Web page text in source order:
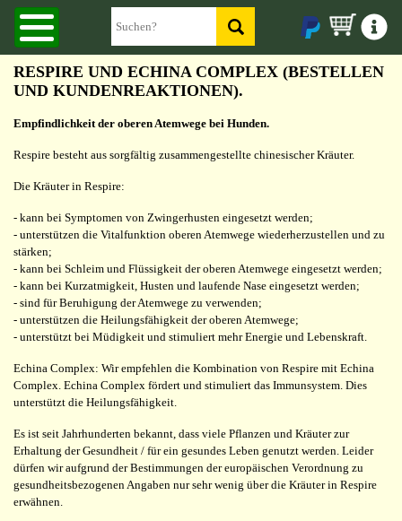
RESPIRE UND ECHINA COMPLEX (BESTELLEN
UND KUNDENREAKTIONEN).
Empfindlichkeit der oberen Atemwege bei Hunden.
Respire besteht aus sorgfältig zusammengestellte chinesischer Kräuter.
Die Kräuter in Respire:
- kann bei Symptomen von Zwingerhusten eingesetzt werden;
- unterstützen die Vitalfunktion oberen Atemwege wiederherzustellen und zu
stärken;
- kann bei Schleim und Flüssigkeit der oberen Atemwege eingesetzt werden;
- kann bei Kurzatmigkeit, Husten und laufende Nase eingesetzt werden;
- sind für Beruhigung der Atemwege zu verwenden;
- unterstützen die Heilungsfähigkeit der oberen Atemwege;
- unterstützt bei Müdigkeit und stimuliert mehr Energie und Lebenskraft.
Echina Complex: Wir empfehlen die Kombination von Respire mit Echina
Complex. Echina Complex fördert und stimuliert das Immunsystem. Dies
unterstützt die Heilungsfähigkeit.
Es ist seit Jahrhunderten bekannt, dass viele Pflanzen und Kräuter zur
Erhaltung der Gesundheit / für ein gesundes Leben genutzt werden. Leider
dürfen wir aufgrund der Bestimmungen der europäischen Verordnung zu
gesundheitsbezogenen Angaben nur sehr wenig über die Kräuter in Respire
erwähnen.